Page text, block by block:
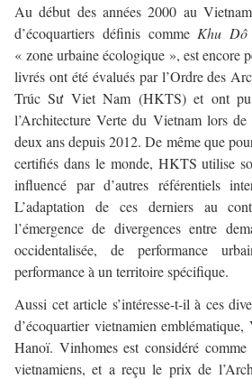
Au début des années 2000 au
d’écoquartiers définis comme Khu
« zone urbaine écologique », est encore
livrés ont été évalués par l’Ordre des
Trúc Sư Viet Nam (HKTS) et ont
l’Architecture Verte du Vietnam lors
deux ans depuis 2012. De même que
certifiés dans le monde, HKTS utilise
influencé par d’autres référentiels
L’adaptation de ces derniers au
l’émergence de divergences entre
occidentalisée, de performance
performance à un territoire spécifique.
Aussi cet article s’intéresse-t-il à ces
d’écoquartier vietnamien
Hanoï. Vinhomes est considéré comme
vietnamiens, et a reçu le prix de